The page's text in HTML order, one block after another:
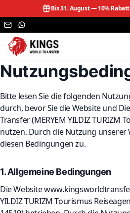
Bis 31. August —10%
Bitte lesen Sie die folgenden
durch, bevor Sie die Website und
Transfer (MERYEM YILDIZ TURIZM
nutzen. Durch die Nutzung unserer
diesen Bedingungen zu.
1. Allgemeine Bedingungen
Die Website
YILDIZ TURIZM Tourismus